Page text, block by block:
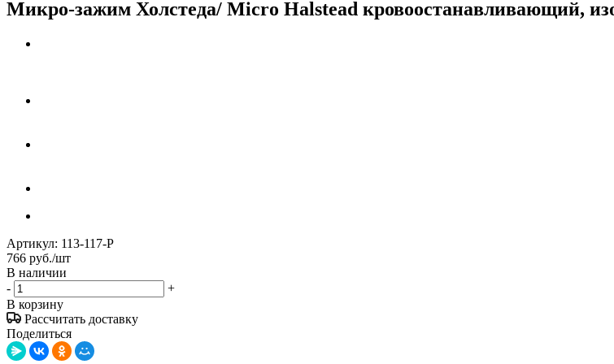
Микро-зажим Холстеда/ Micro Halstead кровоостанавливающий,
Артикул: 113-117-P
766 руб./шт
В наличии
-
+
В корзину
Рассчитать доставку
Поделиться